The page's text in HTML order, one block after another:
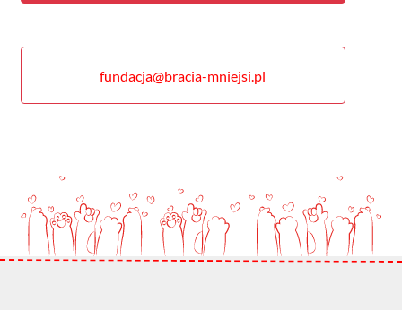
fundacja@bracia-mniejsi.pl